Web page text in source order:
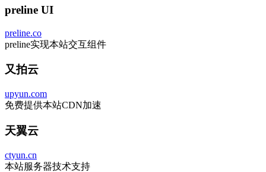
preline UI
preline.co
preline实现本站交互组件
又拍云
upyun.com
免费提供本站CDN加速
天翼云
ctyun.cn
本站服务器技术支持